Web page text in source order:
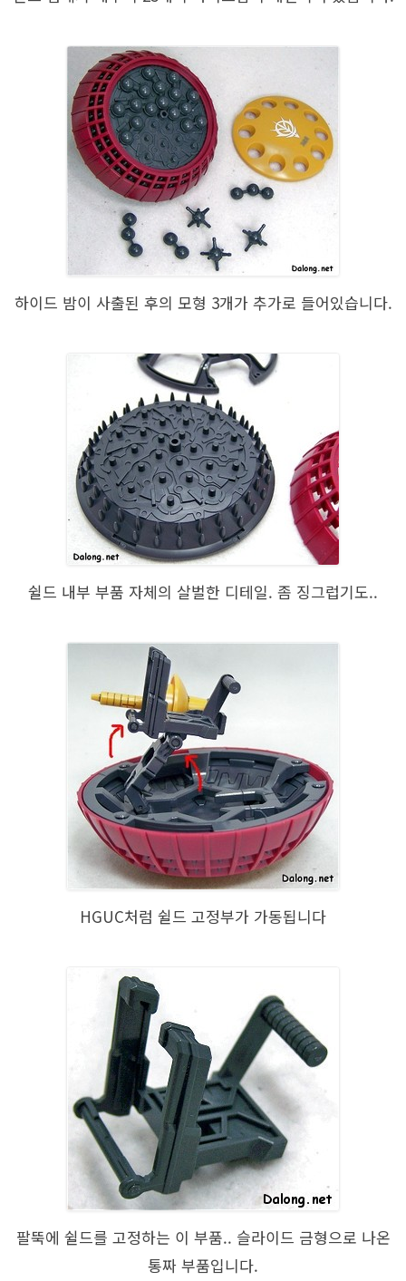
하이드 밤이 사출된 후의 모형 3개가 추가로 들어있습니다.
쉴드 내부 부품 자체의 살벌한 디테일. 좀 징그럽기도..
HGUC처럼 쉴드 고정부가 가동됩니다
팔뚝에 쉴드를 고정하는 이 부품.. 슬라이드 금형으로 나온
통짜 부품입니다.